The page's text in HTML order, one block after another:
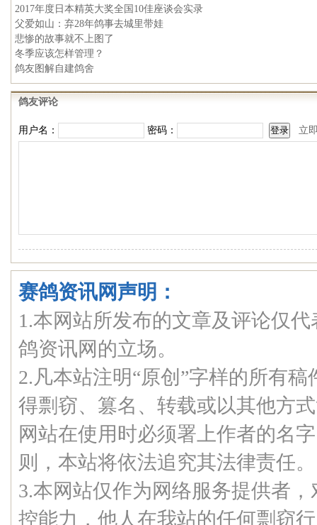
2017年度日本精英大奖全国10佳座谈会实录
父爱如山：弃28年鸽事去城里带娃
悲惨的故事就不上图了
冬季应该怎样管理？
鸽友图解自建鸽舍
鸽友评论
用户名： 密码： 立
赛鸽资讯网声明：
1.本网站所发布的文章及评论仅
鸽资讯网的立场。
2.凡本站注明“原创”字样的所有
得剽窃、篡名、转载或以其他方
网站在使用时必须署上作者的名
则，本站将依法追究其法律责任。
3.本网站仅作为网络服务提供者
控能力，他人在我站的任何剽窃